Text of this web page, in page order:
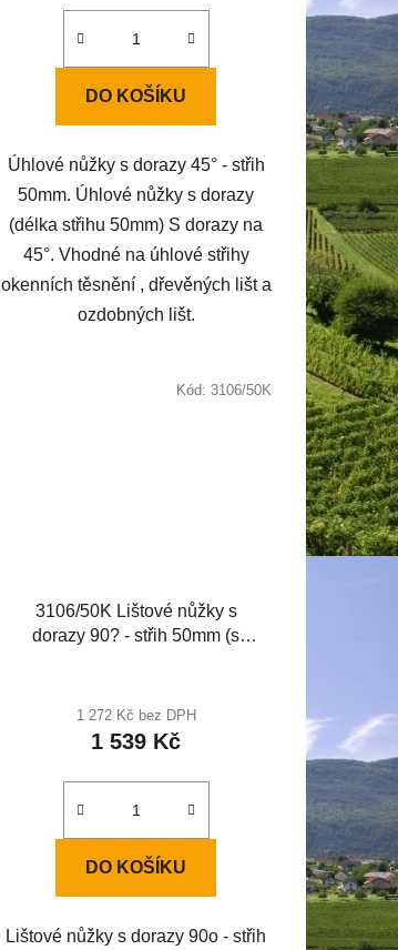
DO KOŠÍKU
Úhlové nůžky s dorazy 45° - střih
50mm. Úhlové nůžky s dorazy
(délka střihu 50mm) S dorazy na
45°. Vhodné na úhlové střihy
okenních těsnění , dřevěných lišt a
ozdobných lišt.
3106/50K Lištové nůžky s
dorazy 90? - střih 50mm (s
1 272 Kč bez DPH
1 539 Kč
DO KOŠÍKU
Lištové nůžky s dorazy 90o - střih
Kód: 3106/50K